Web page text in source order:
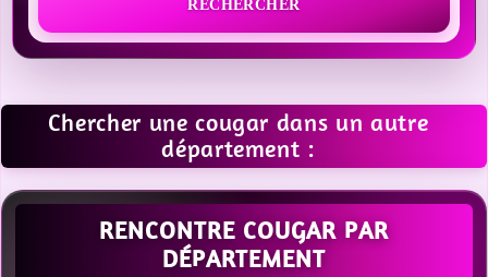
RECHERCHER
Chercher une cougar dans un autre
département :
RENCONTRE COUGAR PAR
DÉPARTEMENT